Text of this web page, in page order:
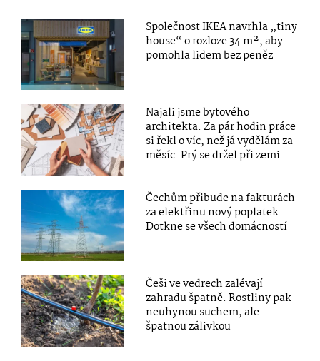
Společnost IKEA navrhla „tiny
house“ o rozloze 34 m², aby
pomohla lidem bez peněz
Najali jsme bytového
architekta. Za pár hodin práce
si řekl o víc, než já vydělám za
měsíc. Prý se držel při zemi
Čechům přibude na fakturách
za elektřinu nový poplatek.
Dotkne se všech domácností
Češi ve vedrech zalévají
zahradu špatně. Rostliny pak
neuhynou suchem, ale
špatnou zálivkou